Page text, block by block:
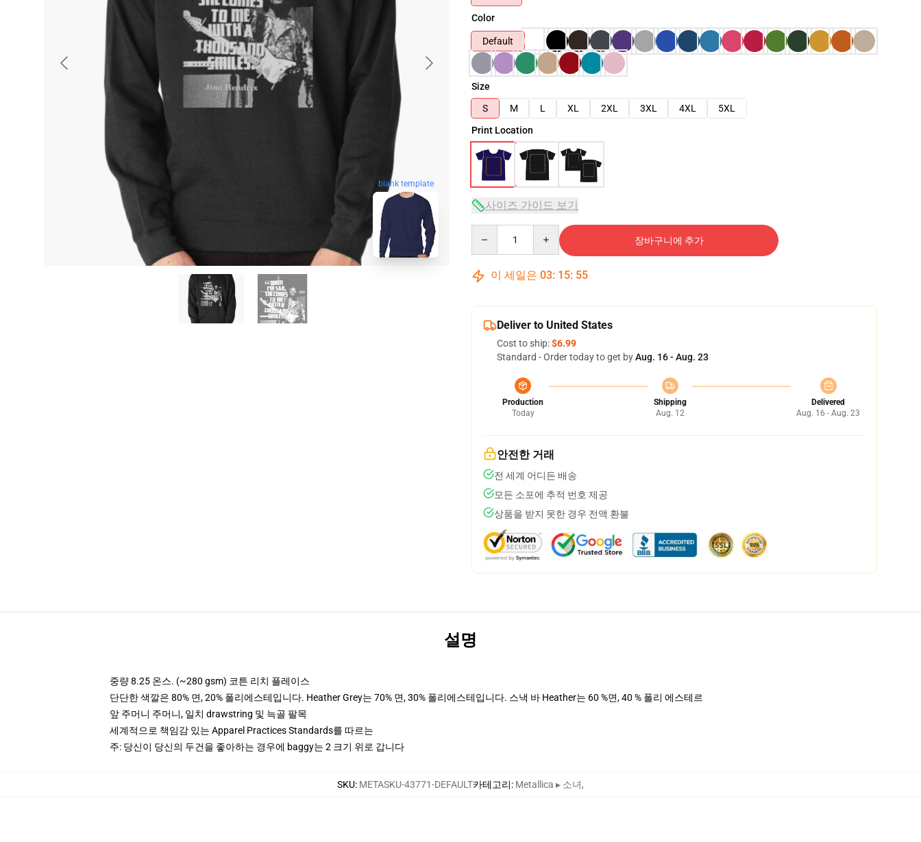
blank template
Color
Default
Size
S
M L XL 2XL 3XL 4XL
5XL
Print Location
사이즈 가이드 보기
장바구니에 추가
이 세일은 03: 15: 54
Deliver to United States
Cost to ship:$6.99
Standard - Order today to get byAug. 16 - Aug. 23
Production
Today
Shipping
Aug. 12
Delivered
Aug. 16 - Aug. 23
안전한 거래
전 세계 어디든 배송
모든 소포에 추적 번호 제공
상품을 받지 못한 경우 전액 환불
설명
중량 8.25 온스. (~280 gsm) 코튼 리치 플레이스
단단한 색깔은 80% 면, 20% 폴리에스테입니다. Heather Grey는 70% 면, 30% 폴리에스테입니다. 스낵 바 Heather는 60 %면, 40 % 폴리 에스테르
앞 주머니 주머니, 일치 drawstring 및 늑골 팔목
세계적으로 책임감 있는 Apparel Practices Standards를 따르는
주: 당신이 당신의 두건을 좋아하는 경우에 baggy는 2 크기 위로 갑니다
SKU: METASKU-43771-DEFAULT카테고리: Metallica ▸ 소녀,